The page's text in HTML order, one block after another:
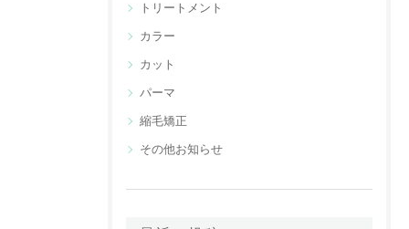
トリートメント
カラー
カット
パーマ
縮毛矯正
その他お知らせ